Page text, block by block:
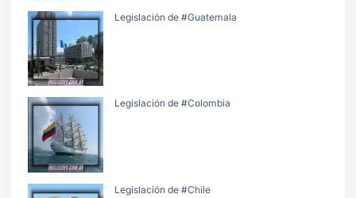
Legislación de #Guatemala
Legislación de #Colombia
Legislación de #Chile